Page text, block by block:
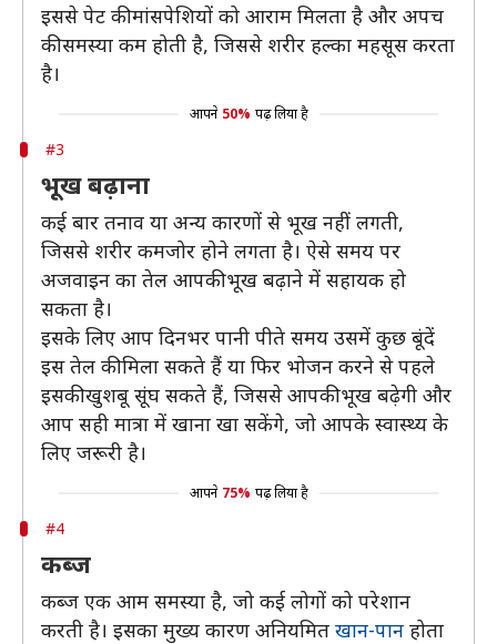
इससे पेट की मांसपेशियों को आराम मिलता है और अपच
की समस्या कम होती है, जिससे शरीर हल्का महसूस करता
है।
आपने 50% पढ़ लिया है
#3
भूख बढ़ाना
कई बार तनाव या अन्य कारणों से भूख नहीं लगती,
जिससे शरीर कमजोर होने लगता है। ऐसे समय पर
अजवाइन का तेल आपकी भूख बढ़ाने में सहायक हो
सकता है।
इसके लिए आप दिनभर पानी पीते समय उसमें कुछ बूंदें
इस तेल की मिला सकते हैं या फिर भोजन करने से पहले
इसकी खुशबू सूंघ सकते हैं, जिससे आपकी भूख बढ़ेगी और
आप सही मात्रा में खाना खा सकेंगे, जो आपके स्वास्थ्य के
लिए जरूरी है।
आपने 75% पढ़ लिया है
#4
कब्ज
कब्ज एक आम समस्या है, जो कई लोगों को परेशान
करती है। इसका मुख्य कारण अनियमित खान-पान होता